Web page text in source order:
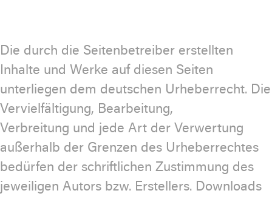
Die durch die Seitenbetreiber erstellten
Inhalte und Werke auf diesen Seiten
unterliegen dem deutschen Urheberrecht. Die
Vervielfältigung, Bearbeitung,
Verbreitung und jede Art der Verwertung
außerhalb der Grenzen des Urheberrechtes
bedürfen der schriftlichen Zustimmung des
jeweiligen Autors bzw. Erstellers. Downloads